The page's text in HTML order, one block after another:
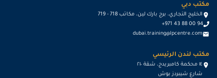
مكتب دبي
الخليج التجاري، برج بارك لين، مكاتب 718 - 719
+971 43 88 00 94
dubai.training@lpcentre.com
مكتب لندن الرئيسي
١٤ محكمة كامبريدج، شقة ٢١٠
شارع شيبردز بوش